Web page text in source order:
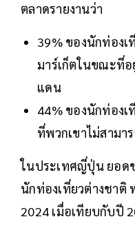
ตลาดรายงานว่า
39% ของนักท่องเ
มาร์เก็ตในขณะที่
แดน
44% ของนักท่อง
ที่พวกเขาไม่สาม
ในประเทศญี่ปุ่น ยอด
นักท่องเที่ยวต่างชาติ
2024 เมื่อเทียบกับปี